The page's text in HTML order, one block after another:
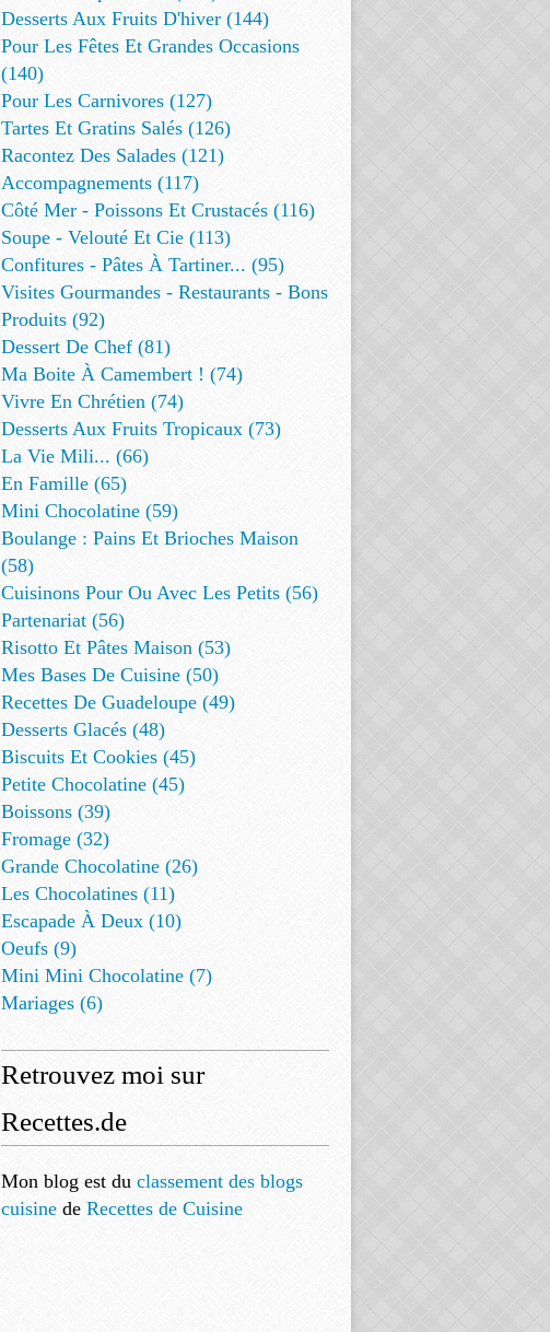
Desserts Aux Fruits D'hiver (144)
Pour Les Fêtes Et Grandes Occasions
(140)
Pour Les Carnivores (127)
Tartes Et Gratins Salés (126)
Racontez Des Salades (121)
Accompagnements (117)
Côté Mer - Poissons Et Crustacés (116)
Soupe - Velouté Et Cie (113)
Confitures - Pâtes À Tartiner... (95)
Visites Gourmandes - Restaurants - Bons
Produits (92)
Dessert De Chef (81)
Ma Boite À Camembert ! (74)
Vivre En Chrétien (74)
Desserts Aux Fruits Tropicaux (73)
La Vie Mili... (66)
En Famille (65)
Mini Chocolatine (59)
Boulange : Pains Et Brioches Maison
(58)
Cuisinons Pour Ou Avec Les Petits (56)
Partenariat (56)
Risotto Et Pâtes Maison (53)
Mes Bases De Cuisine (50)
Recettes De Guadeloupe (49)
Desserts Glacés (48)
Biscuits Et Cookies (45)
Petite Chocolatine (45)
Boissons (39)
Fromage (32)
Grande Chocolatine (26)
Les Chocolatines (11)
Escapade À Deux (10)
Oeufs (9)
Mini Mini Chocolatine (7)
Mariages (6)
Retrouvez moi sur
Recettes.de
Mon blog est du classement des blogs
cuisine de Recettes de Cuisine